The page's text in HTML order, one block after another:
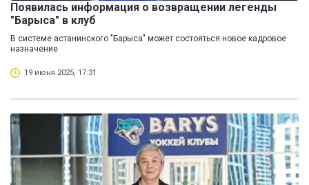
Появилась информация о возвращении легенды
"Барыса" в клуб
В системе астанинского "Барыса" может состояться новое кадровое
назначение
19 июня 2025, 17:31